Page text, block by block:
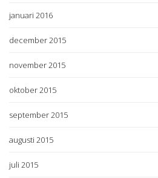
januari 2016
december 2015
november 2015
oktober 2015
september 2015
augusti 2015
juli 2015